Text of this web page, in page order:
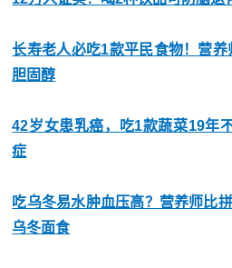
长寿老人必吃1款平民食物！营
胆固醇
42岁女患乳癌，吃1款蔬菜19年
症
吃乌冬易水肿血压高？营养师比
乌冬面食